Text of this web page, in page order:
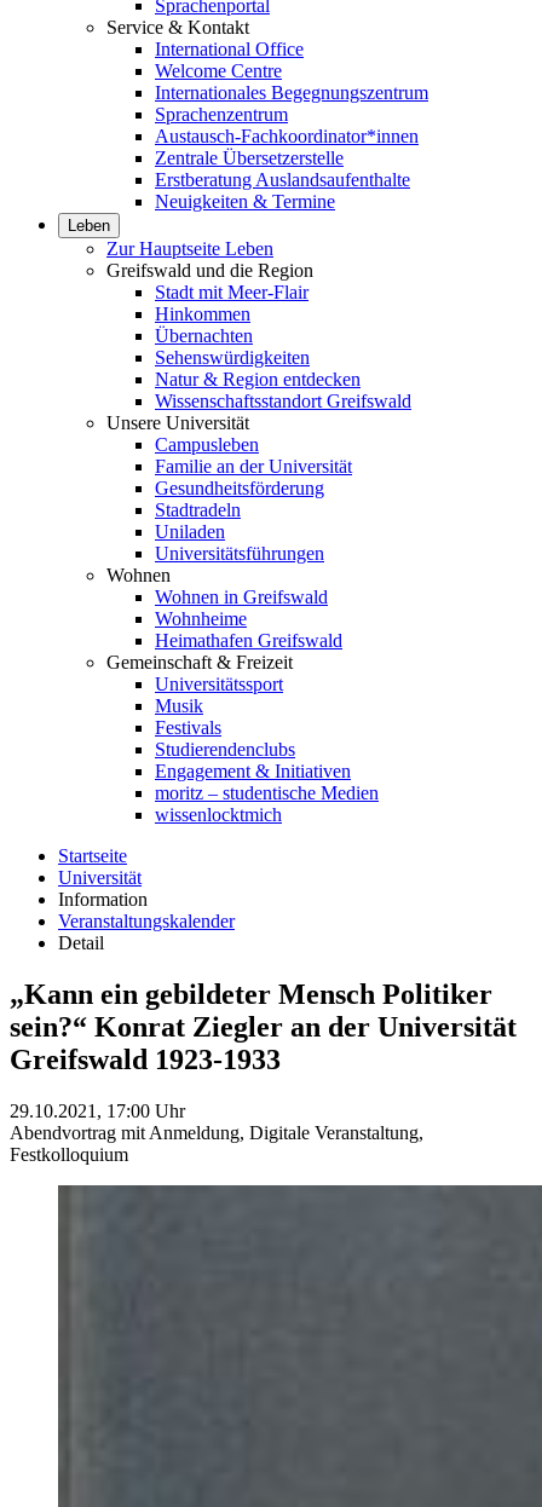
Sprachenportal
Service & Kontakt
International Office
Welcome Centre
Internationales Begegnungszentrum
Sprachenzentrum
Austausch-Fachkoordinator*innen
Zentrale Übersetzerstelle
Erstberatung Auslandsaufenthalte
Neuigkeiten & Termine
Leben
Zur Hauptseite Leben
Greifswald und die Region
Stadt mit Meer-Flair
Hinkommen
Übernachten
Sehenswürdigkeiten
Natur & Region entdecken
Wissenschaftsstandort Greifswald
Unsere Universität
Campusleben
Familie an der Universität
Gesundheitsförderung
Stadtradeln
Uniladen
Universitätsführungen
Wohnen
Wohnen in Greifswald
Wohnheime
Heimathafen Greifswald
Gemeinschaft & Freizeit
Universitätssport
Musik
Festivals
Studierendenclubs
Engagement & Initiativen
moritz – studentische Medien
wissenlocktmich
Startseite
Universität
Information
Veranstaltungskalender
Detail
„Kann ein gebildeter Mensch Politiker
sein?“ Konrat Ziegler an der Universität
Greifswald 1923-1933
29.10.2021, 17:00 Uhr
Abendvortrag mit Anmeldung, Digitale Veranstaltung,
Festkolloquium